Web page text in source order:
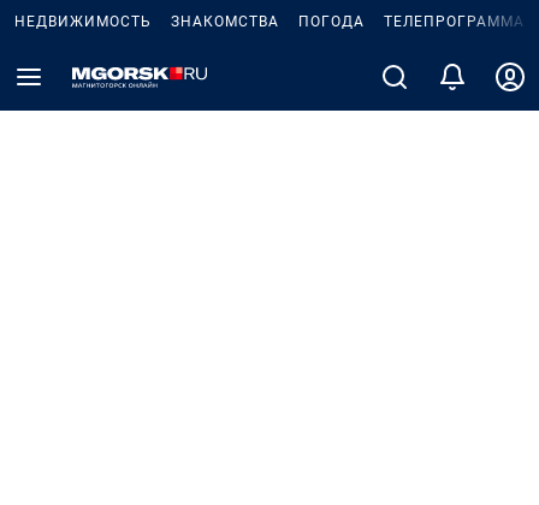
НЕДВИЖИМОСТЬ ЗНАКОМСТВА ПОГОДА ТЕЛЕПРОГРАММА